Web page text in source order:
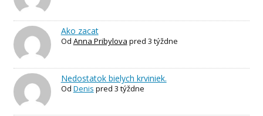
Ako zacat
Od Anna Pribylova pred 3 týždne
Nedostatok bielych krviniek.
Od Denis pred 3 týždne